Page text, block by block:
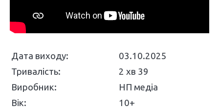
Дата виходу:
03.10.2025
Тривалість:
2 хв 39
Виробник:
НП медіа
Вік:
10+